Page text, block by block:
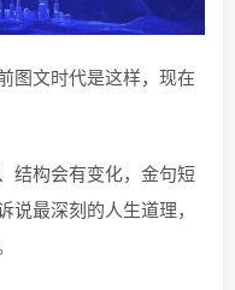
图文时代是这样，现在
结构会有变化，金句短
最深刻的人生道理，